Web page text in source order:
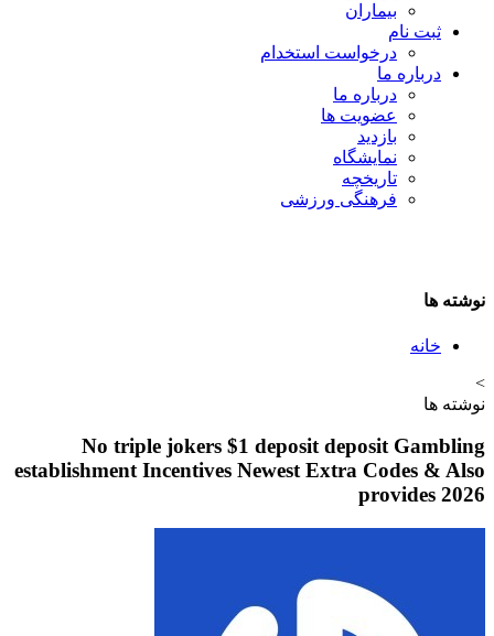
بيماران
ثبت نام
درخواست استخدام
درباره ما
درباره ما
عضویت ها
بازدید
نمایشگاه
تاريخچه
فرهنگی ورزشی
نوشته ها
خانه
>
نوشته ها
No triple jokers $1 deposit deposit Gambling
establishment Incentives Newest Extra Codes & Also
provides 2026